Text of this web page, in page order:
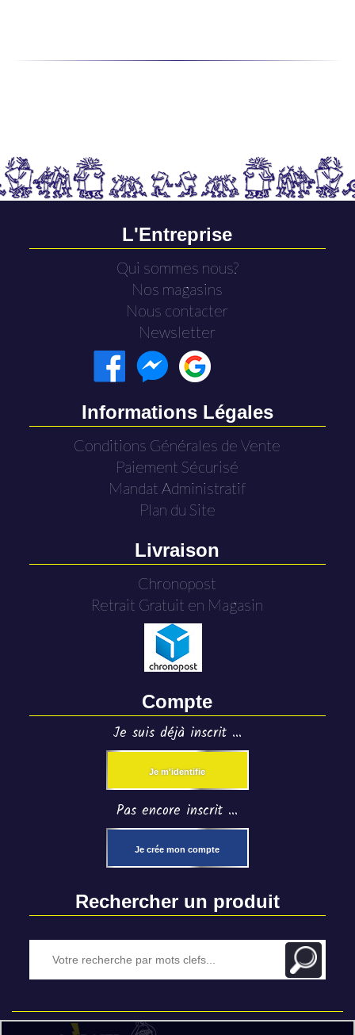
L'Entreprise
Qui sommes nous?
Nos magasins
Nous contacter
Newsletter
Informations Légales
Conditions Générales de Vente
Paiement Sécurisé
Mandat Administratif
Plan du Site
Livraison
Chronopost
Retrait Gratuit en Magasin
Compte
Je suis déjà inscrit ...
Je m'identifie
Pas encore inscrit ...
Je crée mon compte
Rechercher un produit